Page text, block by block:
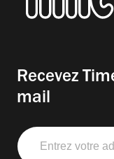
Recevez
mail
Entrez
votre